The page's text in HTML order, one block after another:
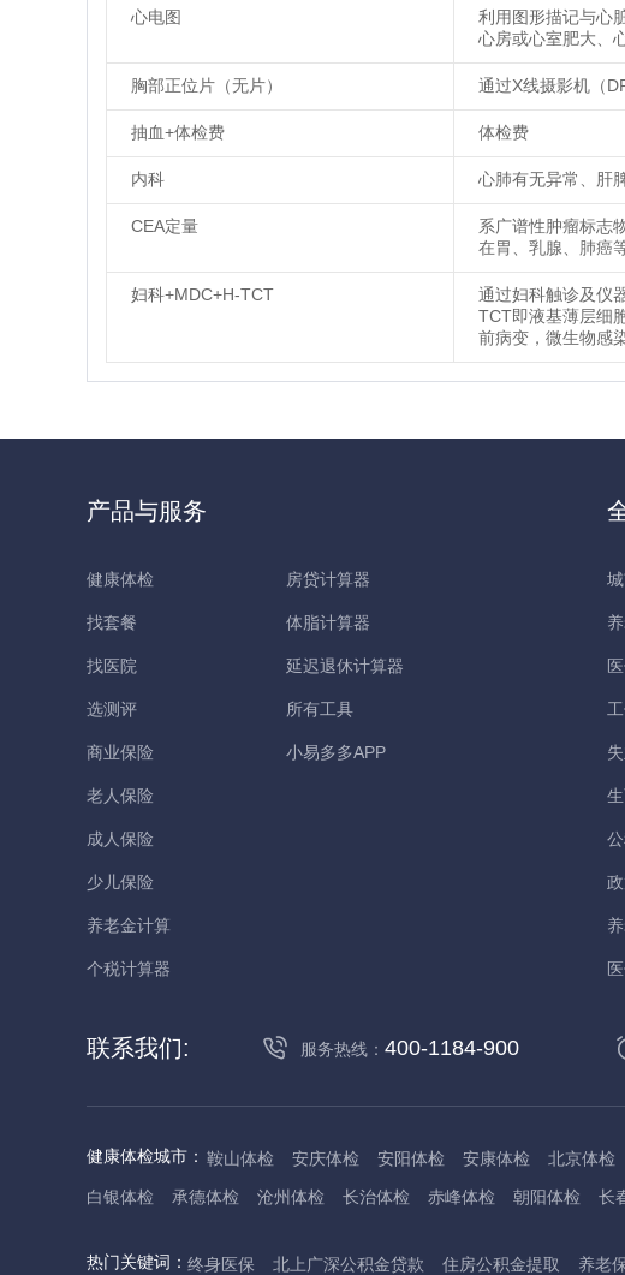
心电图
利用图形描记与心
心房或心室肥大、
胸部正位片（无片） 通过X线摄影机（
抽血+体检费 体检费
内科 心肺有无异常、肝
CEA定量
系广谱性肿瘤标志
在胃、乳腺、肺癌
妇科+MDC+H-TCT
通过妇科触诊及仪
TCT即液基薄层细
前病变，微生物感
产品与服务
健康体检
找套餐
找医院
选测评
商业保险
老人保险
成人保险
少儿保险
养老金计算
个税计算器
房贷计算器
体脂计算器
延迟退休计算器
所有工具
小易多多APP
联系我们: 服务热线： 400-1184-900
健康体检城市： 鞍山体检 安庆体检 安阳体检 安康体检 北京体检
白银体检
承德体检 沧州体检 长治体检 赤峰体检 朝阳体检 长
热门关键词： 终身医保 北上广深公积金贷款 住房公积金提取 养老